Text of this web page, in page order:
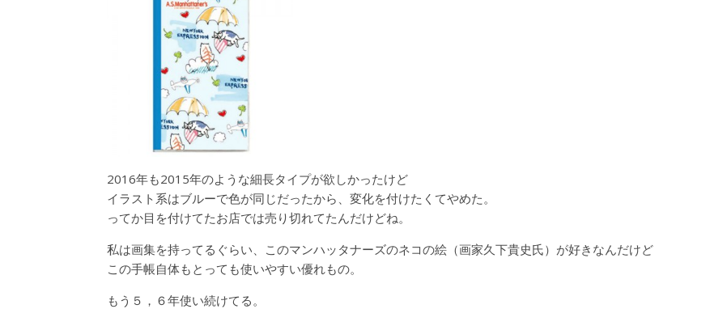
2016年も2015年のような細長タイプが欲しかったけど
イラスト系はブルーで色が同じだったから、変化を付けたくてやめた。
ってか目を付けてたお店では売り切れてたんだけどね。
私は画集を持ってるぐらい、このマンハッタナーズのネコの絵（画家久下貴史氏）が好きなんだけど
この手帳自体もとっても使いやすい優れもの。
もう５，６年使い続けてる。